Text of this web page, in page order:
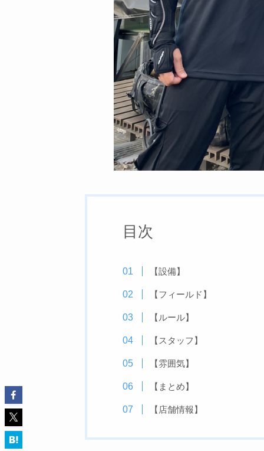
目次
【設備】
【フィールド】
【ルール】
【スタッフ】
【雰囲気】
【まとめ】
【店舗情報】